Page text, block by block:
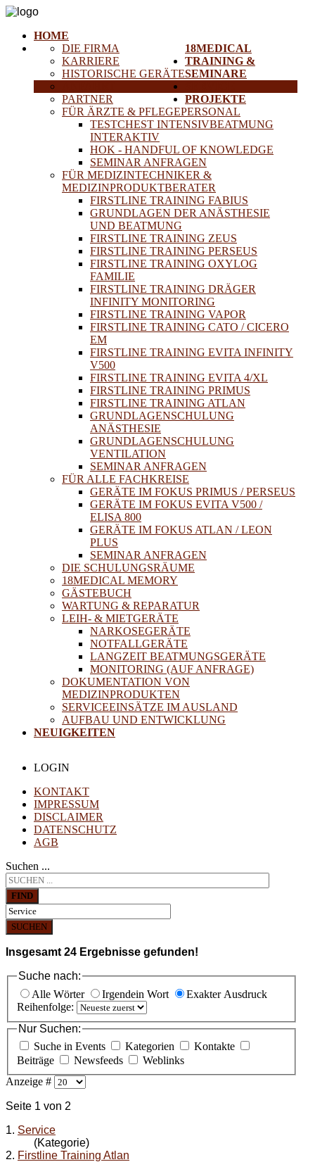
HOME
18MEDICAL
DIE FIRMA
KARRIERE
HISTORISCHE GERÄTE
PARTNER
TRAINING &
SEMINARE
FÜR ÄRZTE & PFLEGEPERSONAL
TESTCHEST INTENSIVBEATMUNG
INTERAKTIV
HOK - HANDFUL OF KNOWLEDGE
SEMINAR ANFRAGEN
FÜR MEDIZINTECHNIKER &
MEDIZINPRODUKTBERATER
FIRSTLINE TRAINING FABIUS
GRUNDLAGEN DER ANÄSTHESIE
UND BEATMUNG
FIRSTLINE TRAINING ZEUS
FIRSTLINE TRAINING PERSEUS
FIRSTLINE TRAINING OXYLOG
FAMILIE
FIRSTLINE TRAINING DRÄGER
INFINITY MONITORING
FIRSTLINE TRAINING VAPOR
FIRSTLINE TRAINING CATO / CICERO
EM
FIRSTLINE TRAINING EVITA INFINITY
V500
FIRSTLINE TRAINING EVITA 4/XL
FIRSTLINE TRAINING PRIMUS
FIRSTLINE TRAINING ATLAN
GRUNDLAGENSCHULUNG
ANÄSTHESIE
GRUNDLAGENSCHULUNG
VENTILATION
SEMINAR ANFRAGEN
FÜR ALLE FACHKREISE
GERÄTE IM FOKUS PRIMUS / PERSEUS
GERÄTE IM FOKUS EVITA V500 /
ELISA 800
GERÄTE IM FOKUS ATLAN / LEON
PLUS
SEMINAR ANFRAGEN
DIE SCHULUNGSRÄUME
18MEDICAL MEMORY
GÄSTEBUCH
WARTUNG & REPARATUR
LEIH- & MIETGERÄTE
NARKOSEGERÄTE
NOTFALLGERÄTE
LANGZEIT BEATMUNGSGERÄTE
MONITORING (AUF ANFRAGE)
DOKUMENTATION VON
MEDIZINPRODUKTEN
PROJEKTE
SERVICEEINSÄTZE IM AUSLAND
AUFBAU UND ENTWICKLUNG
NEUIGKEITEN
LOGIN
KONTAKT
IMPRESSUM
DISCLAIMER
DATENSCHUTZ
AGB
Suchen ...
FIND
SUCHEN
Insgesamt 24 Ergebnisse gefunden!
Suche nach:
Alle Wörter
Irgendein Wort
Exakter Ausdruck
Reihenfolge:
Nur Suchen:
Suche in Events
Kategorien
Kontakte
Beiträge
Newsfeeds
Weblinks
Anzeige #
Seite 1 von 2
1. Service
(Kategorie)
2. Firstline Training Atlan